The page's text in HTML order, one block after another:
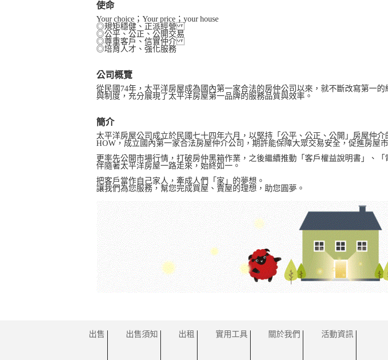
使命
Your choice；Your price；your house
◎規矩穩健、正派經營
◎公平、公正、公開交易
◎尊重客戶、信實仲介
◎培育人才、強化服務
公司概覽
從民國74年，太平洋房屋成為國內第一家合法的房仲公司以來，就不斷改寫第一
與制度，充分展現了太平洋房屋第一品牌的服務品質與效率。
簡介
太平洋房屋公司成立於民國七十四年六月，以堅持「公平、公正、公開」房屋仲
HOW，成立國內第一家合法房屋仲介公司，期許能保障大眾交易安全，促進房
更率先公開市場行情，打破房仲黑箱作業，之後繼續推動「客戶權益說明書」、
伴隨著太平洋房屋一路走來，始終如一。
把客戶當作自己家人，牽成人們「家」的夢想。
讓我們為您服務，幫您完成買屋、賣屋的理想，助您圓夢。
出售 出售須知 出租 實用工具 關於我們 活動資訊